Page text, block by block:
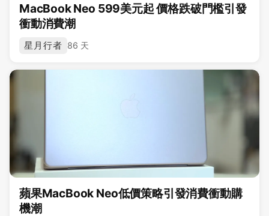
MacBook Neo 599美元起 價格跌破門檻引發
衝動消費潮
星月行者 86 天
蘋果MacBook Neo低價策略引發消費衝動購
機潮